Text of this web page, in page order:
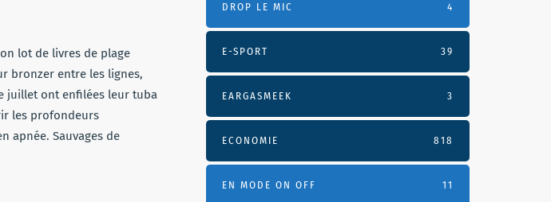
lot de livres de plage
bronzer entre les lignes,
juillet ont enfilées leur tuba
les profondeurs
apnée. Sauvages de
DROP LE MIC 4
E-SPORT 39
EARGASMEEK 3
ECONOMIE 818
EN MODE ON OFF 11